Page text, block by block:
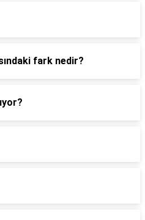
fark nedir?